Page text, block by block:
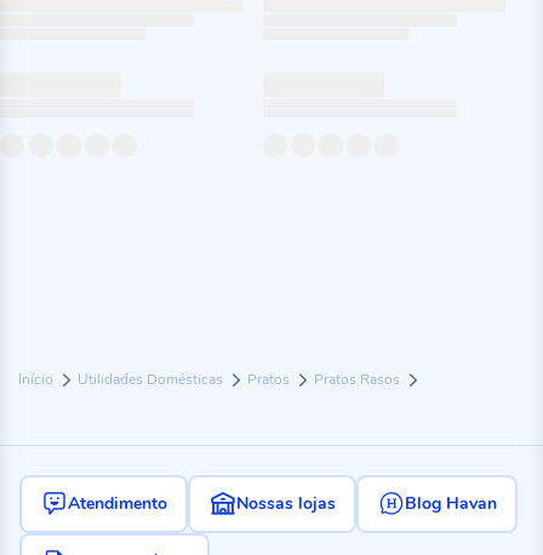
Início Utilidades Domésticas Pratos Pratos Rasos
Atendimento Nossas lojas Blog Havan